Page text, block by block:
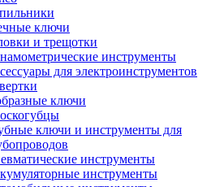
ключи
и трещотки
инструменты
для электроинструментов
ключи
ключи и инструменты для
инструменты
инструменты